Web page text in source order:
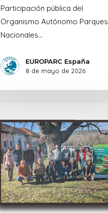
Participación pública del
Organismo Autónomo Parques
Nacionales…
EUROPARC España
8 de mayo de 2026